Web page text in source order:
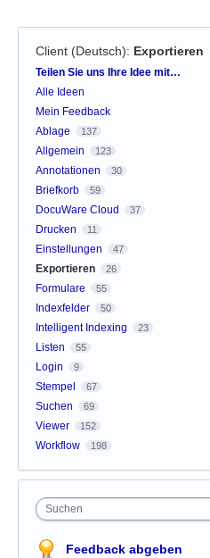
Client (Deutsch): Exportieren
Kategorien
Teilen Sie uns Ihre Idee mit…
Alle Ideen
Mein Feedback
Ablage
137
Allgemein 123
Annotationen 30
Briefkorb 59
DocuWare Cloud 37
Drucken 11
Einstellungen 47
Exportieren 26
Formulare 55
Indexfelder 50
Intelligent Indexing 23
Listen 55
Login 9
Stempel 67
Suchen 69
Viewer 152
Workflow 198
Suchen
Feedback abgeben